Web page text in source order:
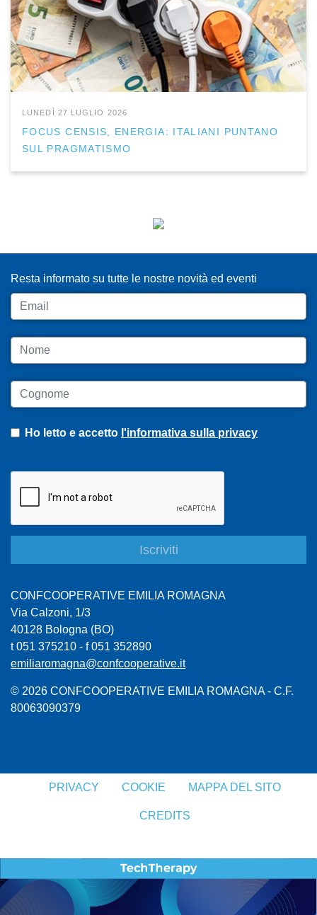
LUNEDÌ 27 LUGLIO 2026
FOCUS CENSIS, ENERGIA: ITALIANI PUNTANO
SUL PRAGMATISMO
Resta informato su tutte le nostre novità ed eventi
Email
Nome
Cognome
Ho letto e accetto l'informativa sulla privacy
CONFCOOPERATIVE EMILIA ROMAGNA
Via Calzoni, 1/3
40128 Bologna (BO)
t 051 375210 - f 051 352890
emiliaromagna@confcooperative.it
© 2026 CONFCOOPERATIVE EMILIA ROMAGNA - C.F.
80063090379
PRIVACY COOKIE MAPPA DEL SITO
CREDITS